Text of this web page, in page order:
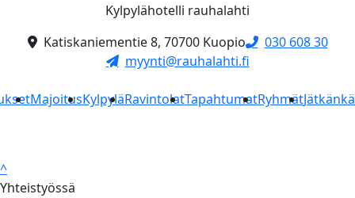
Kylpylähotelli rauhalahti
Katiskaniementie 8, 70700 Kuopio
030 608 30
myynti@rauhalahti.fi
MajoitusKylpyläRavintolatTapahtumatRyhmät
^
Yhteistyössä